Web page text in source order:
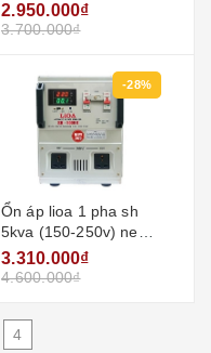
2.950.000₫
3.700.000₫
-28%
Ổn áp lioa 1 pha sh
5kva (150-250v) new
2020 - đồng hồ điện
tử
3.310.000₫
4.600.000₫
4